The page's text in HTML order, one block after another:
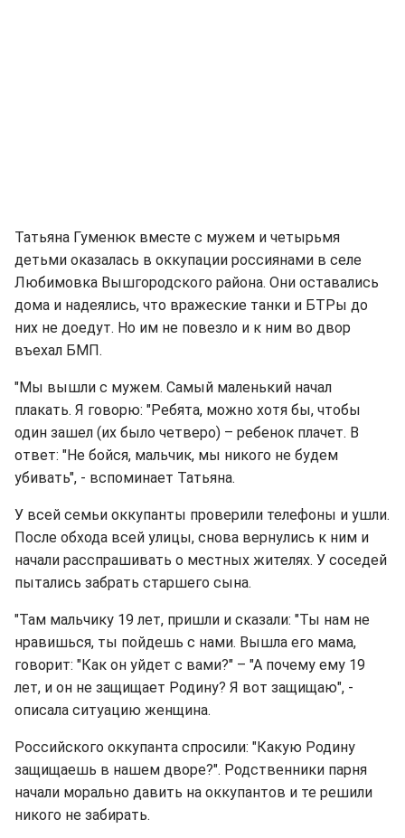
Татьяна Гуменюк вместе с мужем и четырьмя
детьми оказалась в оккупации россиянами в селе
Любимовка Вышгородского района. Они оставались
дома и надеялись, что вражеские танки и БТРы до
них не доедут. Но им не повезло и к ним во двор
въехал БМП.
"Мы вышли с мужем. Самый маленький начал
плакать. Я говорю: "Ребята, можно хотя бы, чтобы
один зашел (их было четверо) – ребенок плачет. В
ответ: "Не бойся, мальчик, мы никого не будем
убивать", - вспоминает Татьяна.
У всей семьи оккупанты проверили телефоны и ушли.
После обхода всей улицы, снова вернулись к ним и
начали расспрашивать о местных жителях. У соседей
пытались забрать старшего сына.
"Там мальчику 19 лет, пришли и сказали: "Ты нам не
нравишься, ты пойдешь с нами. Вышла его мама,
говорит: "Как он уйдет с вами?" – "А почему ему 19
лет, и он не защищает Родину? Я вот защищаю", -
описала ситуацию женщина.
Российского оккупанта спросили: "Какую Родину
защищаешь в нашем дворе?". Родственники парня
начали морально давить на оккупантов и те решили
никого не забирать.